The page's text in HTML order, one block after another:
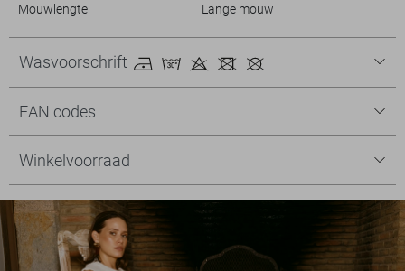
Mouwlengte
Lange mouw
Wasvoorschrift
EAN codes
Winkelvoorraad